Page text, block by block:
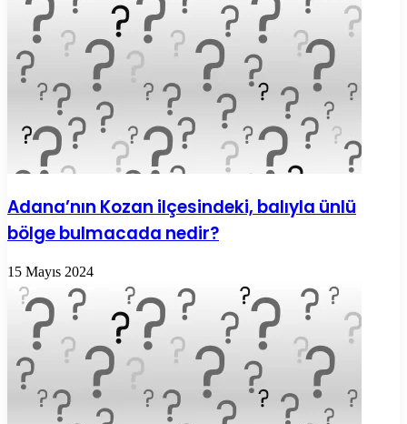
Adana’nın Kozan ilçesindeki, balıyla ünlü
bölge bulmacada nedir?
15 Mayıs 2024